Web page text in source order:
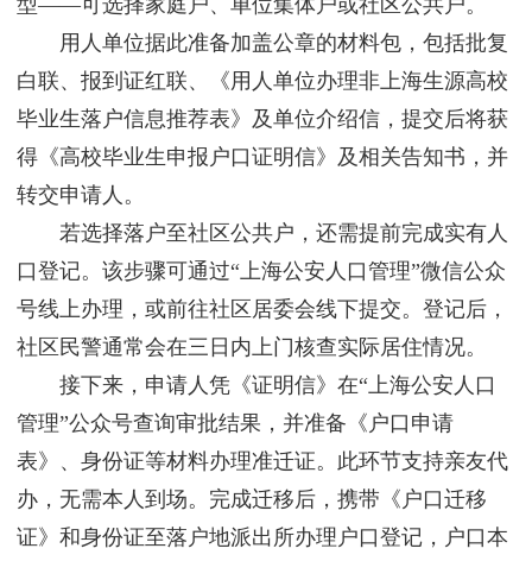
型——可选择家庭户、单位集体户或社区公共户。
用人单位据此准备加盖公章的材料包，包括批复
白联、报到证红联、《用人单位办理非上海生源高校
毕业生落户信息推荐表》及单位介绍信，提交后将获
得《高校毕业生申报户口证明信》及相关告知书，并
转交申请人。
若选择落户至社区公共户，还需提前完成实有人
口登记。该步骤可通过“上海公安人口管理”微信公众
号线上办理，或前往社区居委会线下提交。登记后，
社区民警通常会在三日内上门核查实际居住情况。
接下来，申请人凭《证明信》在“上海公安人口
管理”公众号查询审批结果，并准备《户口申请
表》、身份证等材料办理准迁证。此环节支持亲友代
办，无需本人到场。完成迁移后，携带《户口迁移
证》和身份证至落户地派出所办理户口登记，户口本